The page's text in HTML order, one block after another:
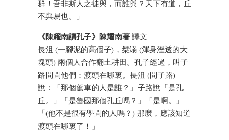
群！吾非斯人之徒與，而誰與？天下有道，丘
不與易也。」
《陳耀南讀孔子》陳耀南著 譯文
長沮 (一腳泥的高個子)，桀溺 (渾身溼透的大
塊頭) 兩個人合作翻土耕田。孔子經過，叫子
路問問他們：渡頭在哪裏。長沮 (問子路)
說：「那個駕車的人是誰？」子路說「是孔
丘。」「是魯國那個孔丘嗎？」「是啊。」
「(他不是很有學問的人嗎？) 那麼，應該知道
渡頭在哪裏了！」